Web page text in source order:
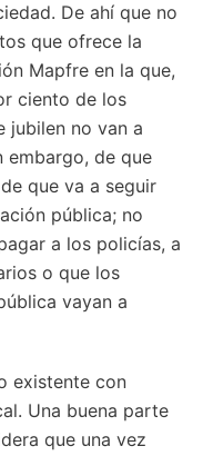
De ahí que no
que ofrece la
Mapfre en la que,
ciento de los
jubilen no van a
embargo, de que
que va a seguir
pública; no
a los policías, a
o que los
vayan a
existente con
Una buena parte
que una vez